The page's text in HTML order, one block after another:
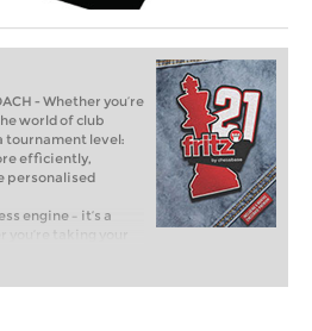
- Whether you’re
world of club
tournament level:
efficiently,
personalised
engine – it’s a
taking your
chess, or already
with FRITZ, you can
and with a